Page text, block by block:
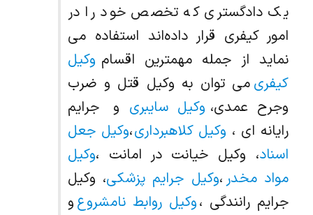
یک دادگستری که تخصص خود را در
امور کیفری قرار داده‌اند استفاده می
نماید از جمله مهمترین اقسام وکیل
کیفری می توان به وکیل قتل و ضرب
وجرح عمدی، وکیل سایبری و جرایم
رایانه ای ، وکیل کلاهبرداری،وکیل جعل
اسناد، وکیل خیانت در امانت ،وکیل
مواد مخدر ،وکیل جرایم پزشکی، وکیل
جرایم رانندگی ،وکیل روابط نامشروع و